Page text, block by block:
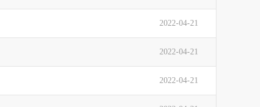
2022-04-21
2022-04-21
2022-04-21